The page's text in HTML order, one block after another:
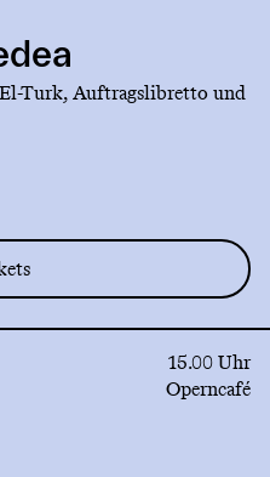
Turk, Auftragslibretto und
15.00 Uhr
Operncafé